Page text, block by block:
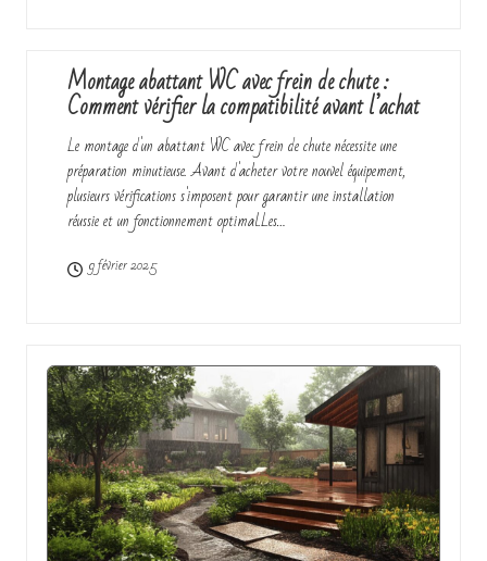
Montage abattant WC avec frein de chute :
Comment vérifier la compatibilité avant l’achat
Le montage d'un abattant WC avec frein de chute nécessite une
préparation minutieuse. Avant d'acheter votre nouvel équipement,
plusieurs vérifications s'imposent pour garantir une installation
réussie et un fonctionnement optimal.Les…
9 février 2025